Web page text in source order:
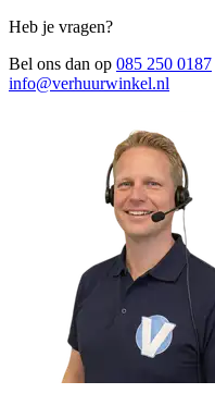
Heb je vragen?
Bel ons dan op 085 250 0187
info@verhuurwinkel.nl